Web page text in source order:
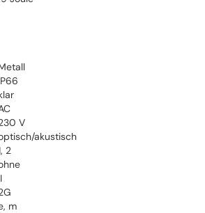
V
akustisch
2
m